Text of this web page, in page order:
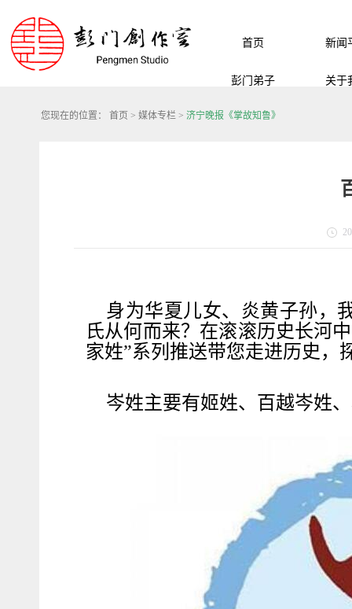
首页 新闻
彭门弟子 关于
您现在的位置： 首页 > 媒体专栏 > 济宁晚报《掌故知鲁》
身为华夏儿女、炎黄子孙，
氏从何而来？在滚滚历史长河
家姓”系列推送带您走进历史，
岑姓主要有姬姓、百越岑姓